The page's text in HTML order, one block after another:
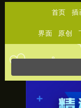
首页 插
界面 原创